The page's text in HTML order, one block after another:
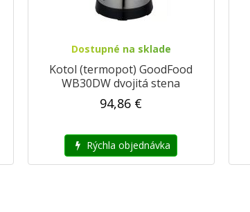
Dostupné na sklade
Kotol (termopot) GoodFood
WB30DW dvojitá stena
94,86 €
Rýchla objednávka